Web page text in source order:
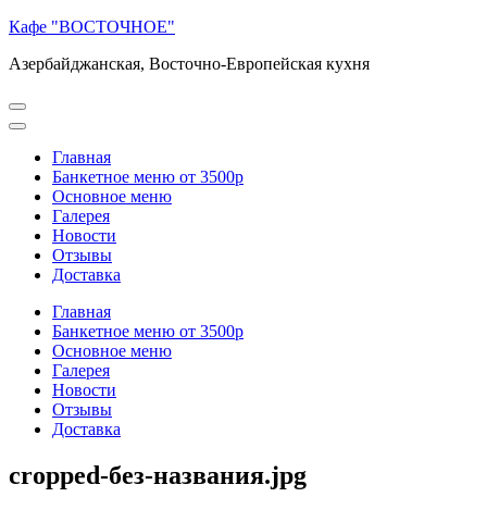
Перейти
содержимому
Enter)
Кафе "ВОСТОЧНОЕ"
Азербайджанская, Восточно-Европейская кухня
Главная
Банкетное меню от 3500р
Основное меню
Галерея
Новости
Отзывы
Доставка
Главная
Банкетное меню от 3500р
Основное меню
Галерея
Новости
Отзывы
Доставка
cropped-без-названия.jpg